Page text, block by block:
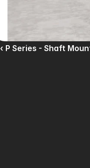
‹ P Series - Shaft